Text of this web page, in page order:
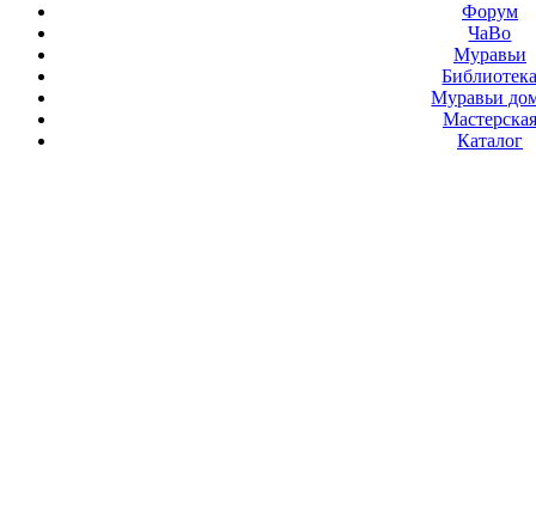
Форум
ЧаВо
Муравьи
Муравьи
Мастерская
Каталог